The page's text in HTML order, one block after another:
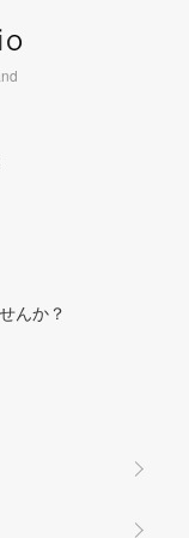
んか？